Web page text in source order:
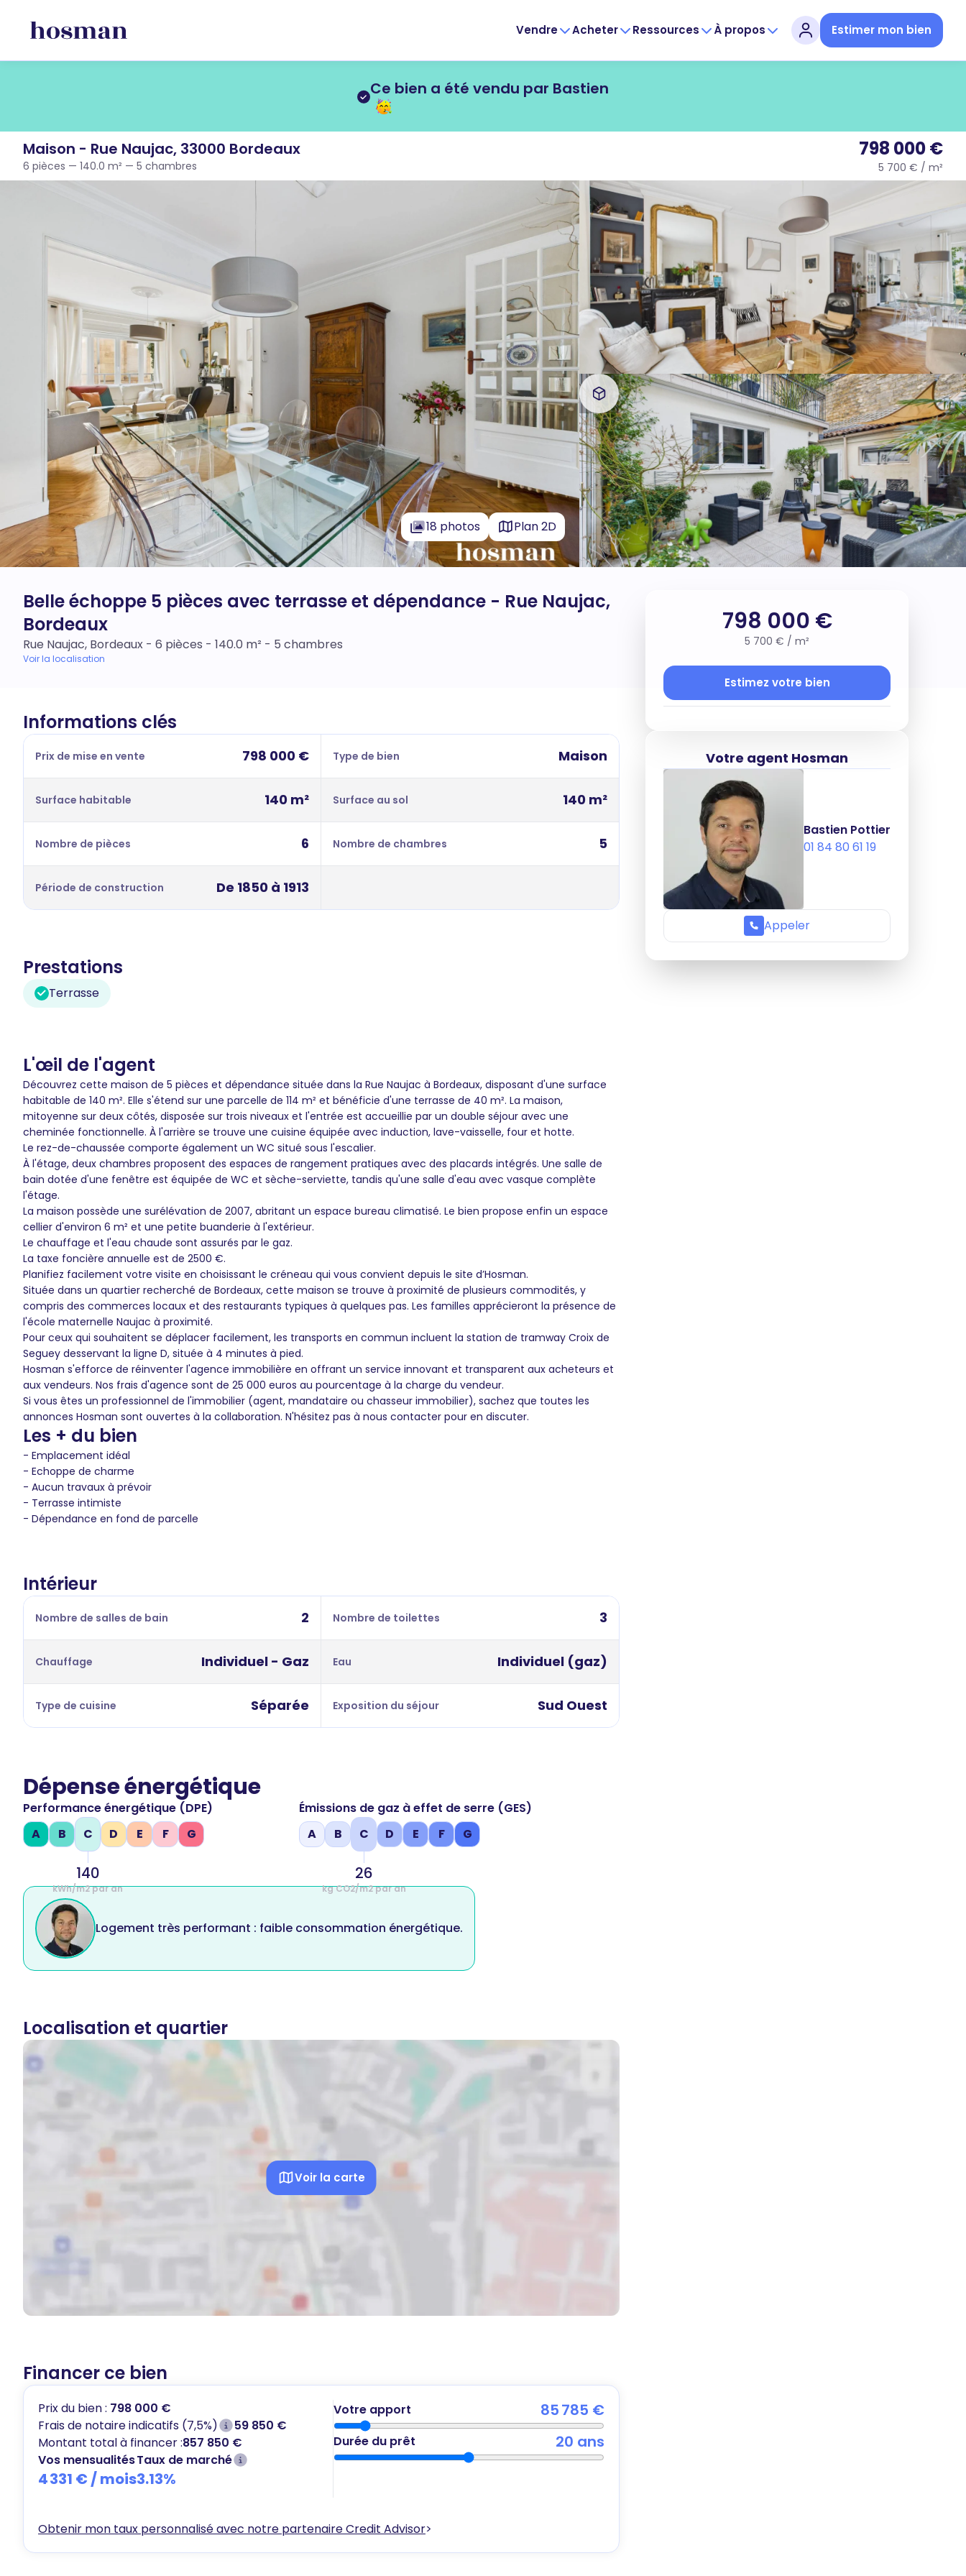
Vendre Acheter Ressources À propos Estimer mon bien
Ce bien a été vendu par Bastien
Maison - Rue Naujac, 33000 Bordeaux
6 pièces — 140.0 m² — 5 chambres
798 000 €
5 700 € / m²
18 photos Plan 2D
798 000 €
5 700 € / m²
Estimez votre bien
Votre agent Hosman
Bastien Pottier
01 84 80 61 19
Appeler
Belle échoppe 5 pièces avec terrasse et dépendance - Rue Naujac,
Bordeaux
Rue Naujac, Bordeaux - 6 pièces - 140.0 m² - 5 chambres
Voir la localisation
Informations clés
Prix de mise en vente 798 000 € Type de bien Maison
Surface habitable 140 m² Surface au sol 140 m²
Nombre de pièces 6 Nombre de chambres 5
Période de construction De 1850 à 1913
Prestations
Terrasse
L'œil de l'agent
Découvrez cette maison de 5 pièces et dépendance située dans la Rue Naujac à Bordeaux, disposant d'une surface
habitable de 140 m². Elle s'étend sur une parcelle de 114 m² et bénéficie d'une terrasse de 40 m². La maison,
mitoyenne sur deux côtés, disposée sur trois niveaux et l'entrée est accueillie par un double séjour avec une
cheminée fonctionnelle. À l'arrière se trouve une cuisine équipée avec induction, lave-vaisselle, four et hotte.
Le rez-de-chaussée comporte également un WC situé sous l'escalier.
À l'étage, deux chambres proposent des espaces de rangement pratiques avec des placards intégrés. Une salle de
bain dotée d'une fenêtre est équipée de WC et sèche-serviette, tandis qu'une salle d'eau avec vasque complète
l'étage.
La maison possède une surélévation de 2007, abritant un espace bureau climatisé. Le bien propose enfin un espace
cellier d'environ 6 m² et une petite buanderie à l'extérieur.
Le chauffage et l'eau chaude sont assurés par le gaz.
La taxe foncière annuelle est de 2500 €.
Planifiez facilement votre visite en choisissant le créneau qui vous convient depuis le site d’Hosman.
Située dans un quartier recherché de Bordeaux, cette maison se trouve à proximité de plusieurs commodités, y
compris des commerces locaux et des restaurants typiques à quelques pas. Les familles apprécieront la présence de
l'école maternelle Naujac à proximité.
Pour ceux qui souhaitent se déplacer facilement, les transports en commun incluent la station de tramway Croix de
Seguey desservant la ligne D, située à 4 minutes à pied.
Hosman s'efforce de réinventer l'agence immobilière en offrant un service innovant et transparent aux acheteurs et
aux vendeurs. Nos frais d'agence sont de 25 000 euros au pourcentage à la charge du vendeur.
Si vous êtes un professionnel de l'immobilier (agent, mandataire ou chasseur immobilier), sachez que toutes les
annonces Hosman sont ouvertes à la collaboration. N'hésitez pas à nous contacter pour en discuter.
Les + du bien
- Emplacement idéal
- Echoppe de charme
- Aucun travaux à prévoir
- Terrasse intimiste
- Dépendance en fond de parcelle
Intérieur
Nombre de salles de bain 2 Nombre de toilettes 3
Chauffage Individuel - Gaz Eau Individuel (gaz)
Type de cuisine Séparée Exposition du séjour Sud Ouest
Dépense énergétique
Performance énergétique (DPE)
A
B C
140
kWh/m2 par an
D E F G
Émissions de gaz à effet de serre (GES)
A
B C
26
kg CO2/m2 par an
D E F G
Logement très performant : faible consommation énergétique.
Localisation et quartier
Voir la carte
Financer ce bien
Prix du bien : 798 000 €
Frais de notaire indicatifs (7,5%)
59 850 €
Montant total à financer :857 850 €
Vos mensualités
4 331 € / mois
Taux de marché
3.13%
Votre apport 85 785 €
Durée du prêt 20 ans
Obtenir mon taux personnalisé avec notre partenaire Credit Advisor>